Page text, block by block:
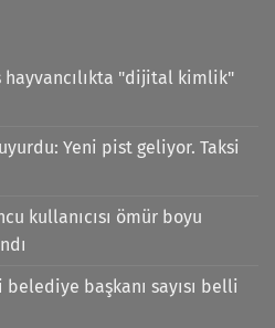
hayvancılıkta "dijital kimlik"
Yeni pist geliyor. Taksi
kullanıcısı ömür boyu
başkanı sayısı belli